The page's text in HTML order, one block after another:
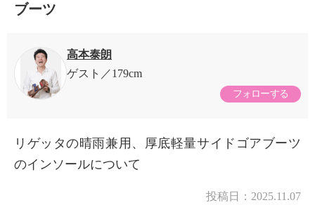
ブーツ
高本泰朗
ゲスト
179cm
フォローする
リゲッタの晴雨兼用、厚底軽量サイドゴアブーツ
のインソールについて
投稿日： 2025.11.07